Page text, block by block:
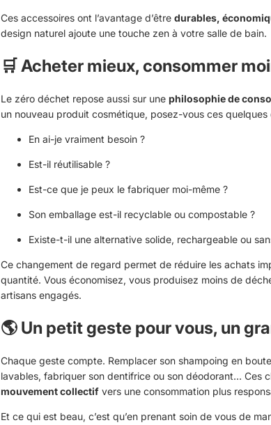
Ces accessoires ont l’avantage d’être durables,
design naturel ajoute une touche zen à votre salle de bain.
🛒 Acheter mieux, consommer
Le zéro déchet repose aussi sur une philosophie de
un nouveau produit cosmétique, posez-vous ces quelques
En ai-je vraiment besoin ?
Est-il réutilisable ?
Est-ce que je peux le fabriquer moi-même ?
Son emballage est-il recyclable ou compostable ?
Existe-t-il une alternative solide, rechargeable ou
Ce changement de regard permet de réduire les achats
quantité. Vous économisez, vous produisez moins de
artisans engagés.
🌎 Un petit geste pour vous, un
Chaque geste compte. Remplacer son shampoing en
lavables, fabriquer son dentifrice ou son déodorant… Ces
mouvement collectif vers une consommation plus
Et ce qui est beau, c’est qu’en prenant soin de vous de